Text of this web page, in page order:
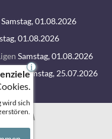
Samstag, 01.08.2026
01.08.2026
Samstag, 01.08.2026
2026 Samstag, 25.07.2026
wird sich
i